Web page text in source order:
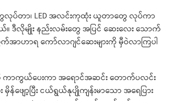
တွေလုပ်တာ၊ LED အလင်းကုထုံး ယူတာတွေ လုပ်ကာ
ဒီလိုမျိုး နည်းလမ်းတွေ အပြင် ဆေးလေး သောက်
ဟာရ ကော်လာဂျင်ဆေးများကို မှီဝဲလာကြပါ
င်းကို ကာကွယ်ပေးကာ အရောင်အဆင်း တောက်ပလင်း
ော့ပြီး ငယ်ရွယ်နုပျိုကျန်းမာသော အရေပြား